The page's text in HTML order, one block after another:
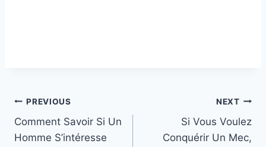
Post
navigation
PREVIOUS
Comment Savoir Si Un
Homme S’intéresse
NEXT
Si Vous Voulez
Conquérir Un Mec,